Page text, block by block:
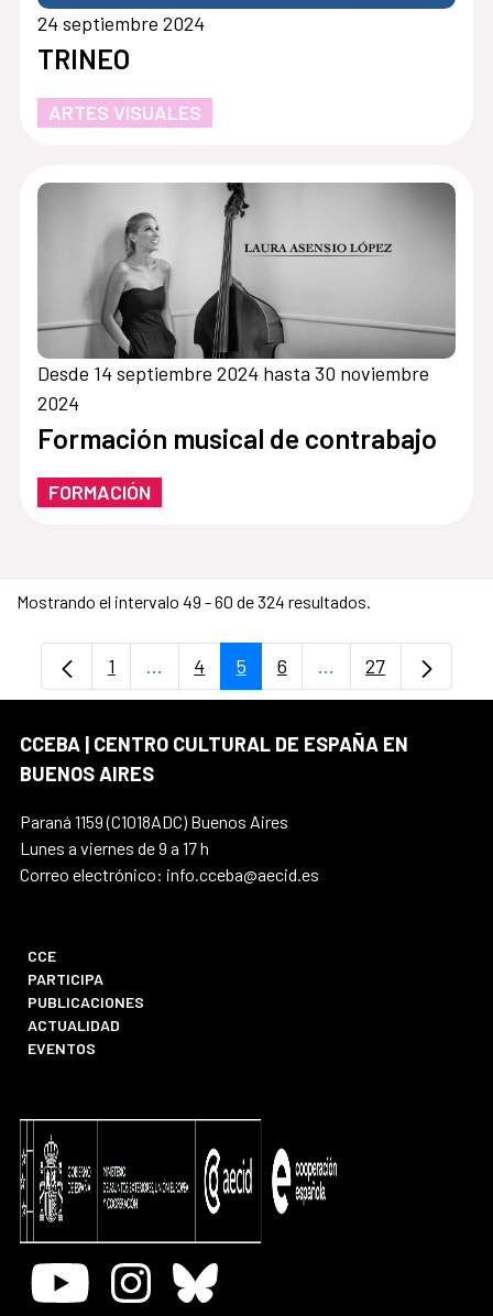
24 septiembre 2024
TRINEO
ARTES VISUALES
Desde 14 septiembre 2024 hasta 30 noviembre
2024
Formación musical de contrabajo
FORMACIÓN
Mostrando el intervalo 49 - 60 de 324 resultados.
Página
1 ...Páginas intermedias Use TAB para
Página
4 Página
5 Página
6 ...PáginasPágina
27
CCEBA | CENTRO CULTURAL DE ESPAÑA EN
BUENOS AIRES
Paraná 1159 (C1018ADC) Buenos Aires
Lunes a viernes de 9 a 17 h
Correo electrónico: info.cceba@aecid.es
CCE
PARTICIPA
PUBLICACIONES
ACTUALIDAD
EVENTOS
Youtube InstagramBluesky